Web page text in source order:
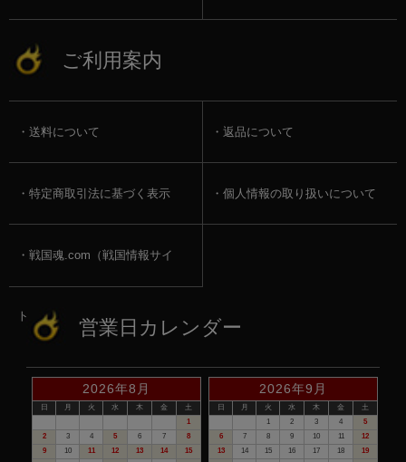
ご利用案内
送料について 返品について
特定商取引法に基づく表示 個人情報の取り扱いについて
戦国魂.com（戦国情報サイ
ト） 営業日カレンダー
2026年8月
日 月 火 水 木 金
土
1
2
3 4 5 6 7
8
9
10 11 12 13 14
15
2026年9月
日 月 火 水 木 金
土
1
2 3 4
5
6
7 8 9 10 11
12
13
14 15 16 17 18
19